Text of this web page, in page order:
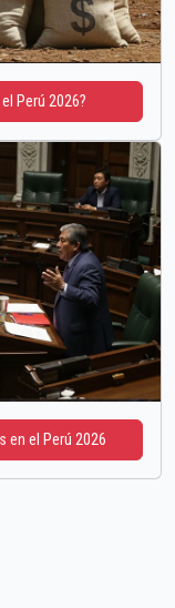
Perú 2026?
en el Perú 2026